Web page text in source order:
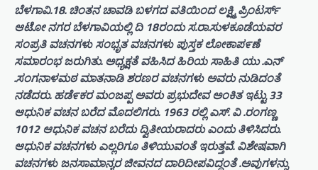
ಬೆಳಗಾವಿ.18. ಚಿಂತನ ಚಾವಡಿ ಬಳಗದ ವತಿಯಿಂದ ಲಕ್ಷ್ಮಿ ಪ್ರಿಂಟರ್ಸ್
ಆಟೋ ನಗರ ಬೆಳಗಾವಿಯಲ್ಲಿ ದಿ 18ರಂದು ಸ.ರಾ.ಸುಳಕೂಡೆಯವರ
ಸಂಪ್ರತಿ ವಚನಗಳು ಸಂಭೃತ ವಚನಗಳು ಪುಸ್ತಕ ಲೋಕಾಪ೯ಣೆ
ಸಮಾರಂಭ ಜರುಗಿತು. ಅಧ್ಯಕ್ಷತೆ ವಹಿಸಿದ ಹಿರಿಯ ಸಾಹಿತಿ ಯು .ಎನ್
.ಸಂಗನಾಳಮಠ ಮಾತನಾಡಿ ಶರಣರ ವಚನಗಳು ಅವರು ನುಡಿದಂತೆ
ನಡೆದರು. ಹಡೆ೯ಕರ ಮಂಜಪ್ಪ ಅವರು ಪ್ರಭುದೇವ ಅಂಕಿತ ಇಟ್ಟು 33
ಆಧುನಿಕ ವಚನ ಬರೆದ ಮೊದಲಿಗರು. 1963 ರಲ್ಲಿ ಎಸ್. ವಿ .ರಂಗಣ್ಣ
1012 ಆಧುನಿಕ ವಚನ ಬರೆದು ದ್ವಿತೀಯರಾದರು ಎಂದು ತಿಳಿಸಿದರು.
ಆಧುನಿಕ ವಚನಗಳು ಎಲ್ಲರಿಗೂ ತಿಳಿಯುವಂತೆ ಇರುತ್ತವೆ. ವಿಶೇಷವಾಗಿ
ವಚನಗಳು ಜನಸಾಮಾನ್ಯರ ಜೀವನದ ದಾರಿದೀಪವಿದ್ದಂತೆ .ಅವುಗಳನ್ನು